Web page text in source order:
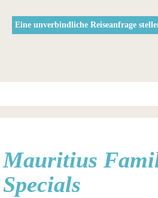
Eine unverbindliche Reiseanfrage
Mauritius
Specials